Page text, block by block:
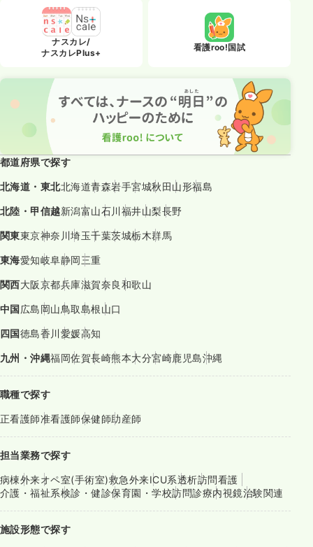
ナスカレ/
ナスカレPlus+
看護roo!国試
都道府県で探す
北海道・東北北海道青森岩手宮城秋田山形福島
北陸・甲信越新潟富山石川福井山梨長野
関東東京神奈川埼玉千葉茨城栃木群馬
東海愛知岐阜静岡三重
関西大阪京都兵庫滋賀奈良和歌山
中国広島岡山鳥取島根山口
四国徳島香川愛媛高知
九州・沖縄福岡佐賀長崎熊本大分宮崎鹿児島沖縄
職種で探す
正看護師准看護師保健師助産師
担当業務で探す
病棟外来オペ室(手術室)救急外来ICU系透析訪問看護
介護・福祉系検診・健診保育園・学校訪問診療内視鏡治験関連
施設形態で探す